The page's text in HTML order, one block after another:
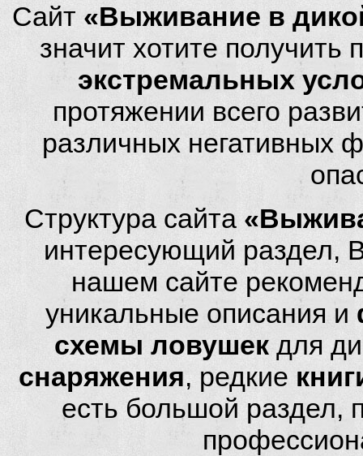
Сайт «Выживание в
значит хотите
экстремальных
протяжении всего
различных негативных
Структура сайта
интересующий раздел,
нашем сайте
уникальные описания и
схемы ловушек для
снаряжения, редкие
есть большой